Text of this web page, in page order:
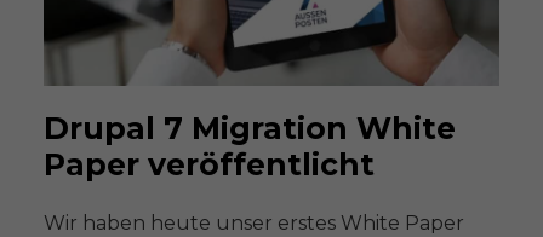
Drupal 7 Migration White
Paper veröffentlicht
Wir haben heute unser erstes White Paper